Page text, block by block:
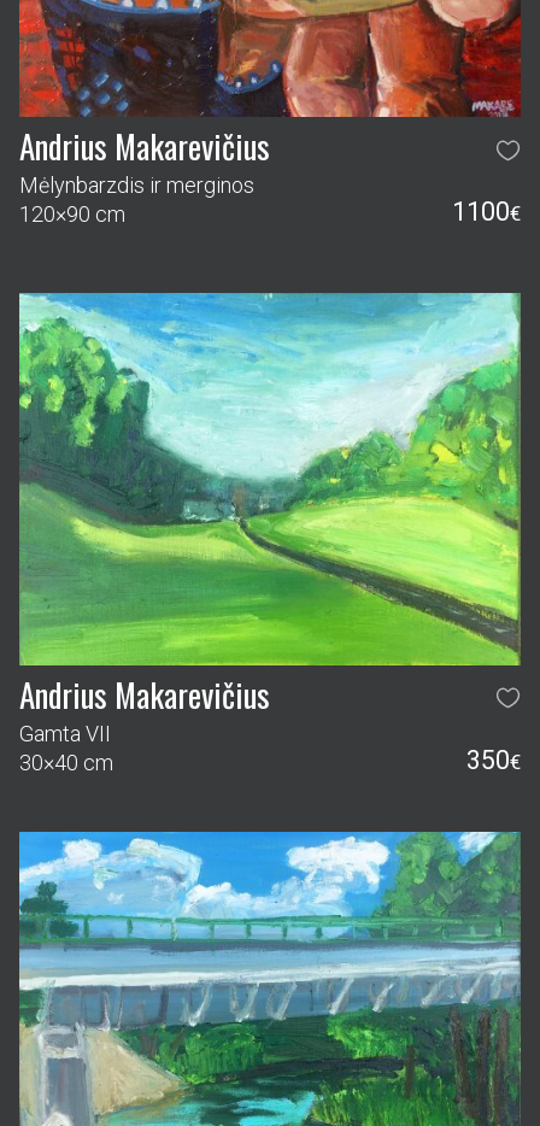
Andrius Makarevičius
Mėlynbarzdis ir merginos
120×90 cm
1100€
Andrius Makarevičius
Gamta VII
30×40 cm
350€